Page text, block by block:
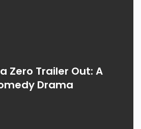
Zero Trailer Out: A
Drama